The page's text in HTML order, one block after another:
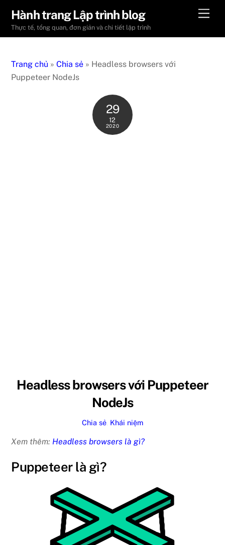
content
Hành trang Lập trình blog
Thực tế, tổng quan, đơn giản và chi tiết lập trình
Trang chủ »Chia sẻ » Headless browsers với
Puppeteer NodeJs
29
12
2020
Headless browsers với Puppeteer
NodeJs
Chia sẻ Khái niệm
Xem thêm: Headless browsers là gì?
Puppeteer là gì?